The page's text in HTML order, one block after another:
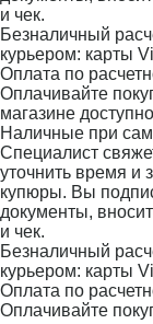
и чек.
Безналичный
курьером: карты
Оплата по
Оплачивайте
магазине
Наличные при
Специалист
уточнить время и
купюры. Вы
документы,
и чек.
Безналичный
курьером: карты
Оплата по
Оплачивайте